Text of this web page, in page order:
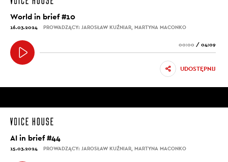
World in brief #10
16.03.2024 PROWADZĄCY: JAROSŁAW KUŹNIAR, MARTYNA MACONKO
00:00 / 04:09
UDOSTĘPNIJ
AI in brief #44
15.03.2024 PROWADZĄCY: JAROSŁAW KUŹNIAR, MARTYNA MACONKO